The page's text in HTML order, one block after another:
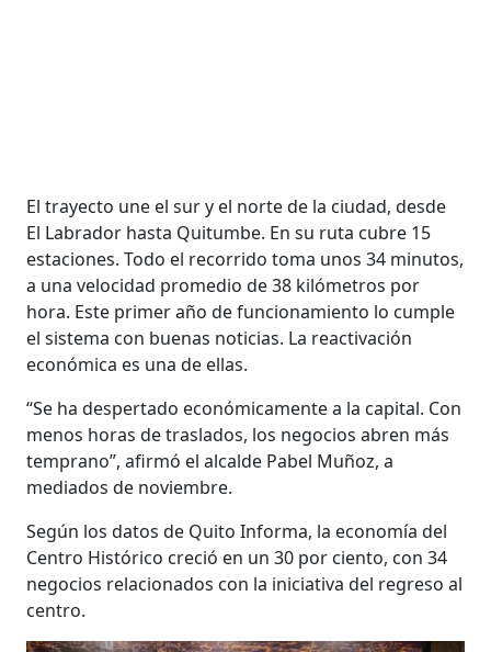
El trayecto une el sur y el norte de la ciudad, desde
El Labrador hasta Quitumbe. En su ruta cubre 15
estaciones. Todo el recorrido toma unos 34 minutos,
a una velocidad promedio de 38 kilómetros por
hora. Este primer año de funcionamiento lo cumple
el sistema con buenas noticias. La reactivación
económica es una de ellas.
“Se ha despertado económicamente a la capital. Con
menos horas de traslados, los negocios abren más
temprano”, afirmó el alcalde Pabel Muñoz, a
mediados de noviembre.
Según los datos de Quito Informa, la economía del
Centro Histórico creció en un 30 por ciento, con 34
negocios relacionados con la iniciativa del regreso al
centro.